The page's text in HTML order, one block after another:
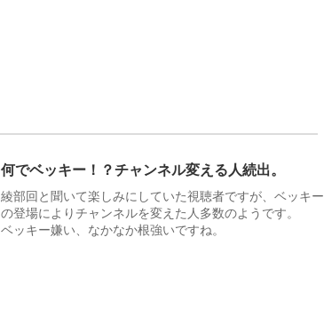
何でベッキー！？チャンネル変える人続出。
綾部回と聞いて楽しみにしていた視聴者ですが、ベッキー
の登場によりチャンネルを変えた人多数のようです。
ベッキー嫌い、なかなか根強いですね。